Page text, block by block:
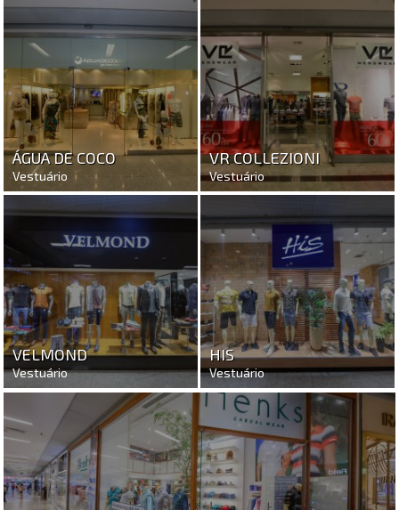
ÁGUA DE COCO
Vestuário
VR COLLEZIONI
Vestuário
VELMOND
Vestuário
HIS
Vestuário